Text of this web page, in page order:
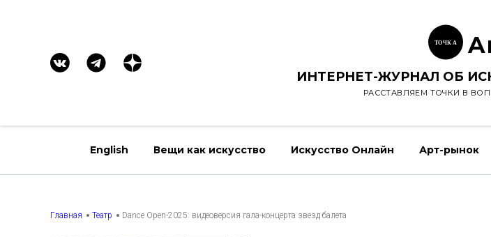
ТОЧК А
ИНТЕРНЕТ-ЖУРНАЛ ОБ
РАССТАВЛЯЕМ ТОЧКИ В
English Вещи как искусство Искусство Онлайн Арт-рынок
Главная Театр Dance Open-2025: видеоверсия гала-концерта звезд балета